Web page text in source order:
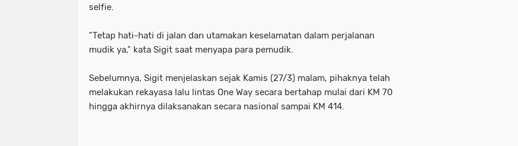
selfie.
"Tetap hati-hati di jalan dan utamakan keselamatan dalam perjalanan
mudik ya," kata Sigit saat menyapa para pemudik.
Sebelumnya, Sigit menjelaskan sejak Kamis (27/3) malam, pihaknya telah
melakukan rekayasa lalu lintas One Way secara bertahap mulai dari KM 70
hingga akhirnya dilaksanakan secara nasional sampai KM 414.